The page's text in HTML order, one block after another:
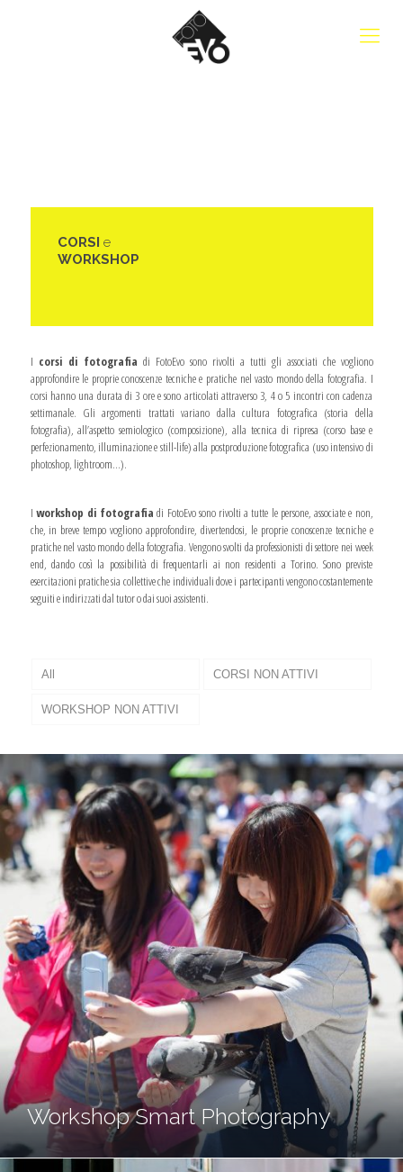
CORSI e
WORKSHOP
I corsi di fotografia di FotoEvo sono rivolti a tutti gli associati che vogliono
approfondire le proprie conoscenze tecniche e pratiche nel vasto mondo della fotografia. I
corsi hanno una durata di 3 ore e sono articolati attraverso 3, 4 o 5 incontri con cadenza
settimanale. Gli argomenti trattati variano dalla cultura fotografica (storia della
fotografia), all’aspetto semiologico (composizione), alla tecnica di ripresa (corso base e
perfezionamento, illuminazione e still-life) alla postproduzione fotografica (uso intensivo di
photoshop, lightroom…).
I workshop di fotografia di FotoEvo sono rivolti a tutte le persone, associate e non,
che, in breve tempo vogliono approfondire, divertendosi, le proprie conoscenze tecniche e
pratiche nel vasto mondo della fotografia. Vengono svolti da professionisti di settore nei week
end, dando così la possibilità di frequentarli ai non residenti a Torino. Sono previste
esercitazioni pratiche sia collettive che individuali dove i partecipanti vengono costantemente
seguiti e indirizzati dal tutor o dai suoi assistenti.
All CORSI NON ATTIVI
WORKSHOP NON ATTIVI
Workshop Smart Photography